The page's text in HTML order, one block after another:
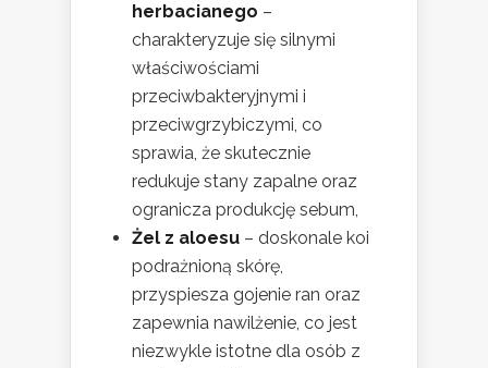
herbacianego –
charakteryzuje się silnymi
właściwościami
przeciwbakteryjnymi i
przeciwgrzybiczymi, co
sprawia, że skutecznie
redukuje stany zapalne oraz
ogranicza produkcję sebum,
Żel z aloesu – doskonale koi
podrażnioną skórę,
przyspiesza gojenie ran oraz
zapewnia nawilżenie, co jest
niezwykle istotne dla osób z